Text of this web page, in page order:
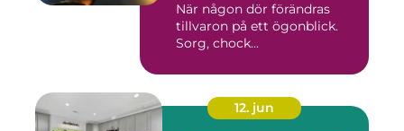
När någon dör förändras
tillvaron på ett ögonblick.
Sorg, chock...
12. jun